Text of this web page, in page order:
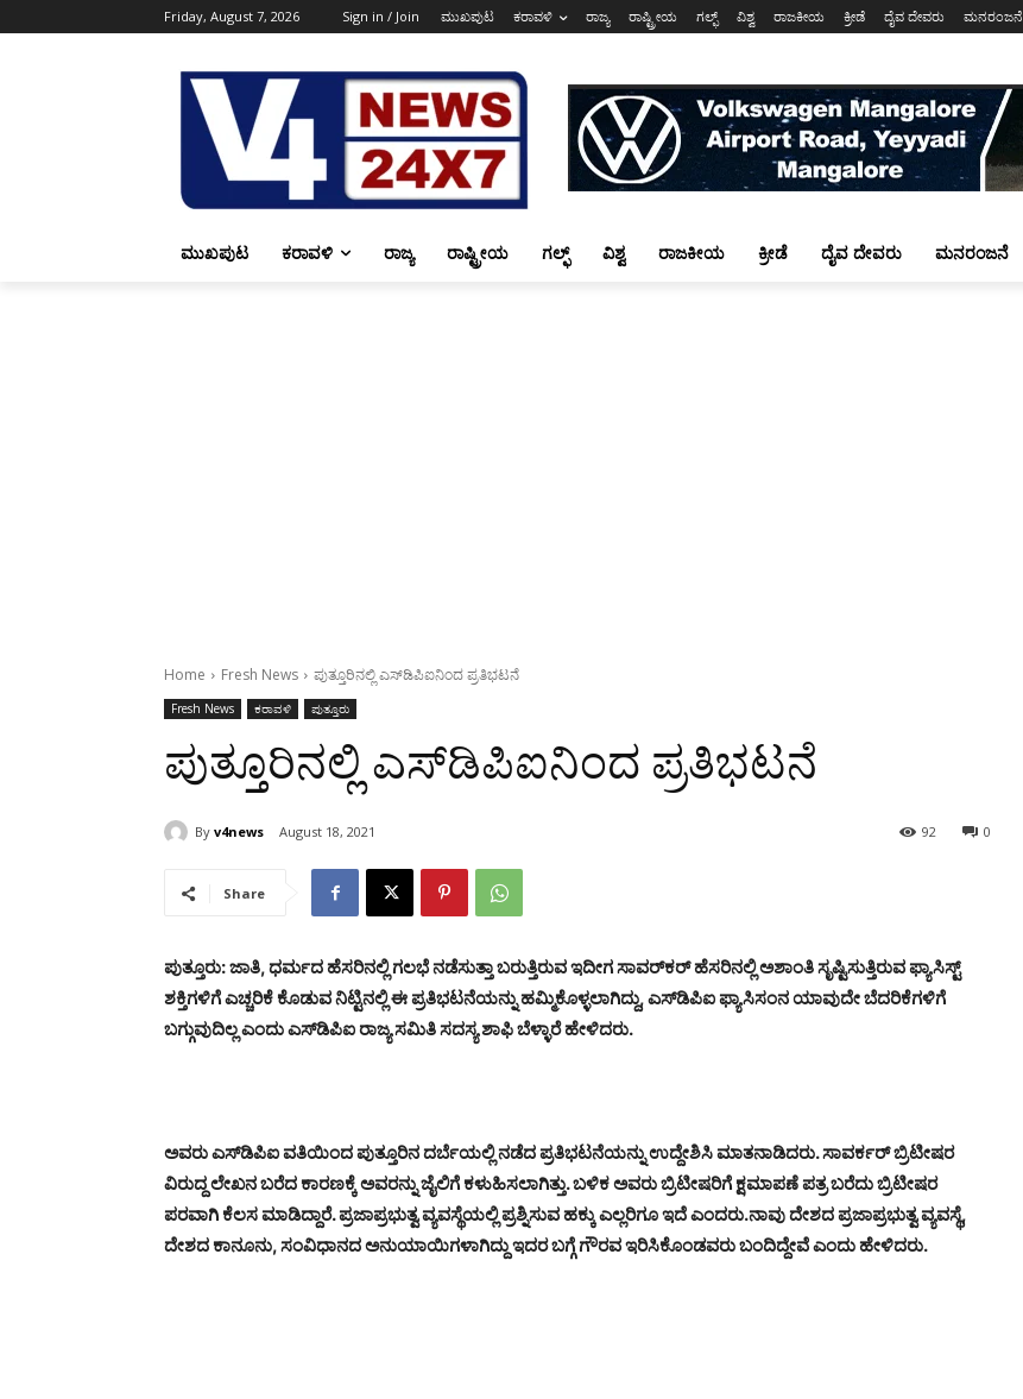
Friday, August 7, 2026 Sign in / Join ಮುಖಪುಟ ಕರಾವಳಿ ರಾಜ್ಯ ರಾಷ್ಟ್ರೀಯ ಗಲ್ಫ್ ವಿಶ್ವ ರಾಜಕೀಯ ಕ್ರೀಡೆ ದೈವ ದೇವರು ಮನರಂಜನೆ
ಮುಖಪುಟ ಕರಾವಳಿ ರಾಜ್ಯ ರಾಷ್ಟ್ರೀಯ ಗಲ್ಫ್ ವಿಶ್ವ ರಾಜಕೀಯ ಕ್ರೀಡೆ ದೈವ ದೇವರು ಮನರಂಜನೆ
Home Fresh News ಪುತ್ತೂರಿನಲ್ಲಿ ಎಸ್‌ಡಿಪಿಐನಿಂದ ಪ್ರತಿಭಟನೆ
Fresh News ಕರಾವಳಿ ಪುತ್ತೂರು
ಪುತ್ತೂರಿನಲ್ಲಿ ಎಸ್‌ಡಿಪಿಐನಿಂದ ಪ್ರತಿಭಟನೆ
By v4news August 18, 2021 0
92
Share
ಪುತ್ತೂರು: ಜಾತಿ, ಧರ್ಮದ ಹೆಸರಿನಲ್ಲಿ ಗಲಭೆ ನಡೆಸುತ್ತಾ ಬರುತ್ತಿರುವ ಇದೀಗ ಸಾವರ್‌ಕರ್ ಹೆಸರಿನಲ್ಲಿ ಅಶಾಂತಿ ಸೃಷ್ಟಿಸುತ್ತಿರುವ ಫ್ಯಾಸಿಸ್ಟ್
ಶಕ್ತಿಗಳಿಗೆ ಎಚ್ಚರಿಕೆ ಕೊಡುವ ನಿಟ್ಟಿನಲ್ಲಿ ಈ ಪ್ರತಿಭಟನೆಯನ್ನು ಹಮ್ಮಿಕೊಳ್ಳಲಾಗಿದ್ದು, ಎಸ್‌ಡಿಪಿಐ ಫ್ಯಾಸಿಸಂನ ಯಾವುದೇ ಬೆದರಿಕೆಗಳಿಗೆ
ಬಗ್ಗುವುದಿಲ್ಲ ಎಂದು ಎಸ್‌ಡಿಪಿಐ ರಾಜ್ಯ ಸಮಿತಿ ಸದಸ್ಯ ಶಾಫಿ ಬೆಳ್ಳಾರೆ ಹೇಳಿದರು.
ಅವರು ಎಸ್‌ಡಿಪಿಐ ವತಿಯಿಂದ ಪುತ್ತೂರಿನ ದರ್ಬೆಯಲ್ಲಿ ನಡೆದ ಪ್ರತಿಭಟನೆಯನ್ನು ಉದ್ದೇಶಿಸಿ ಮಾತನಾಡಿದರು. ಸಾವರ್ಕರ್ ಬ್ರಿಟೀಷರ
ವಿರುದ್ದ ಲೇಖನ ಬರೆದ ಕಾರಣಕ್ಕೆ ಅವರನ್ನು ಜೈಲಿಗೆ ಕಳುಹಿಸಲಾಗಿತ್ತು. ಬಳಿಕ ಅವರು ಬ್ರಿಟೀಷರಿಗೆ ಕ್ಷಮಾಪಣೆ ಪತ್ರ ಬರೆದು ಬ್ರಿಟೀಷರ
ಪರವಾಗಿ ಕೆಲಸ ಮಾಡಿದ್ದಾರೆ. ಪ್ರಜಾಪ್ರಭುತ್ವ ವ್ಯವಸ್ಥೆಯಲ್ಲಿ ಪ್ರಶ್ನಿಸುವ ಹಕ್ಕು ಎಲ್ಲರಿಗೂ ಇದೆ ಎಂದರು.ನಾವು ದೇಶದ ಪ್ರಜಾಪ್ರಭುತ್ವ ವ್ಯವಸ್ಥೆ,
ದೇಶದ ಕಾನೂನು, ಸಂವಿಧಾನದ ಅನುಯಾಯಿಗಳಾಗಿದ್ದು ಇದರ ಬಗ್ಗೆ ಗೌರವ ಇರಿಸಿಕೊಂಡವರು ಬಂದಿದ್ದೇವೆ ಎಂದು ಹೇಳಿದರು.